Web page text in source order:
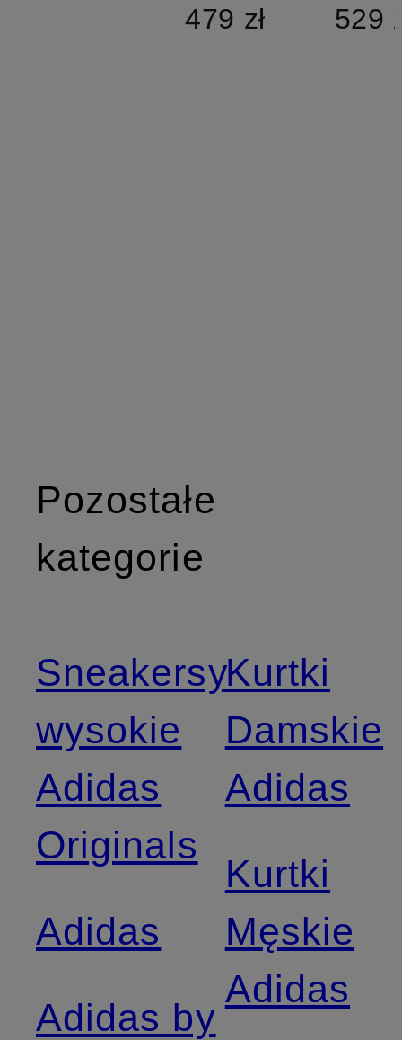
479 zł 529
Pozostałe
kategorie
Sneakersy
wysokie
Adidas
Originals
Adidas
Adidas by
Kurtki
Damskie
Adidas
Kurtki
Męskie
Adidas